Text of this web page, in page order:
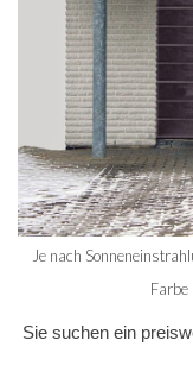
Je nach
Farbe
Sie suchen ein